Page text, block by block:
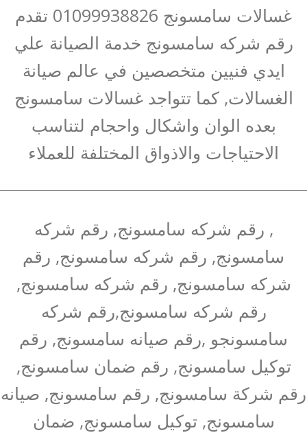
غسالات سامسونج 01099938826 تقدم
رقم شركه سامسونج خدمة الصيانة علي
ايدي فنيين متخصصين في عالم صيانة
الغسالات, كما تتواجد غسالات سامسونج
بعده الوان واشكال واحجام لتناسب
الاحتياجات والاذواق المختلفة للعملاء
, رقم شركه سامسونج, رقم شركه
سامسونج, رقم شركه سامسونج, رقم
شركه سامسونج, رقم شركه سامسونج,
رقم شركه سامسونج,رقم شركه
سامسونجو ,رقم صيانه سامسونج, رقم
توكيل سامسونج, رقم ضمان سامسونج,
رقم شركة سامسونج, رقم سامسونج, صيانه
سامسونج, توكيل سامسونج, ضمان